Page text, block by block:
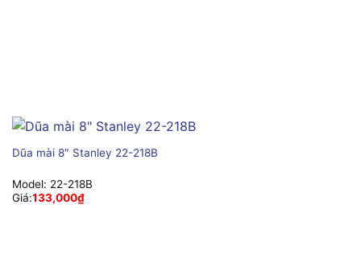
Dũa mài 8″ Stanley 22-218B
Model: 22-218B
Giá:133,000₫